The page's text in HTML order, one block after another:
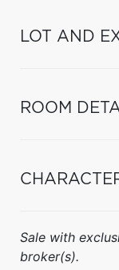
LOT AND
ROOM
Sale with
broker(s).